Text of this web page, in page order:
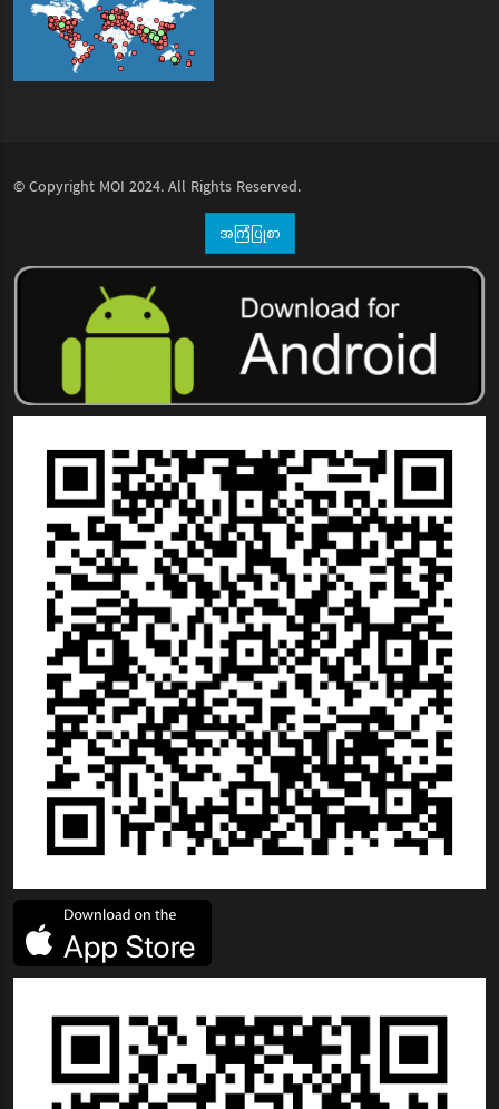
© Copyright MOI 2024. All Rights Reserved.
အကြံပြုစာ